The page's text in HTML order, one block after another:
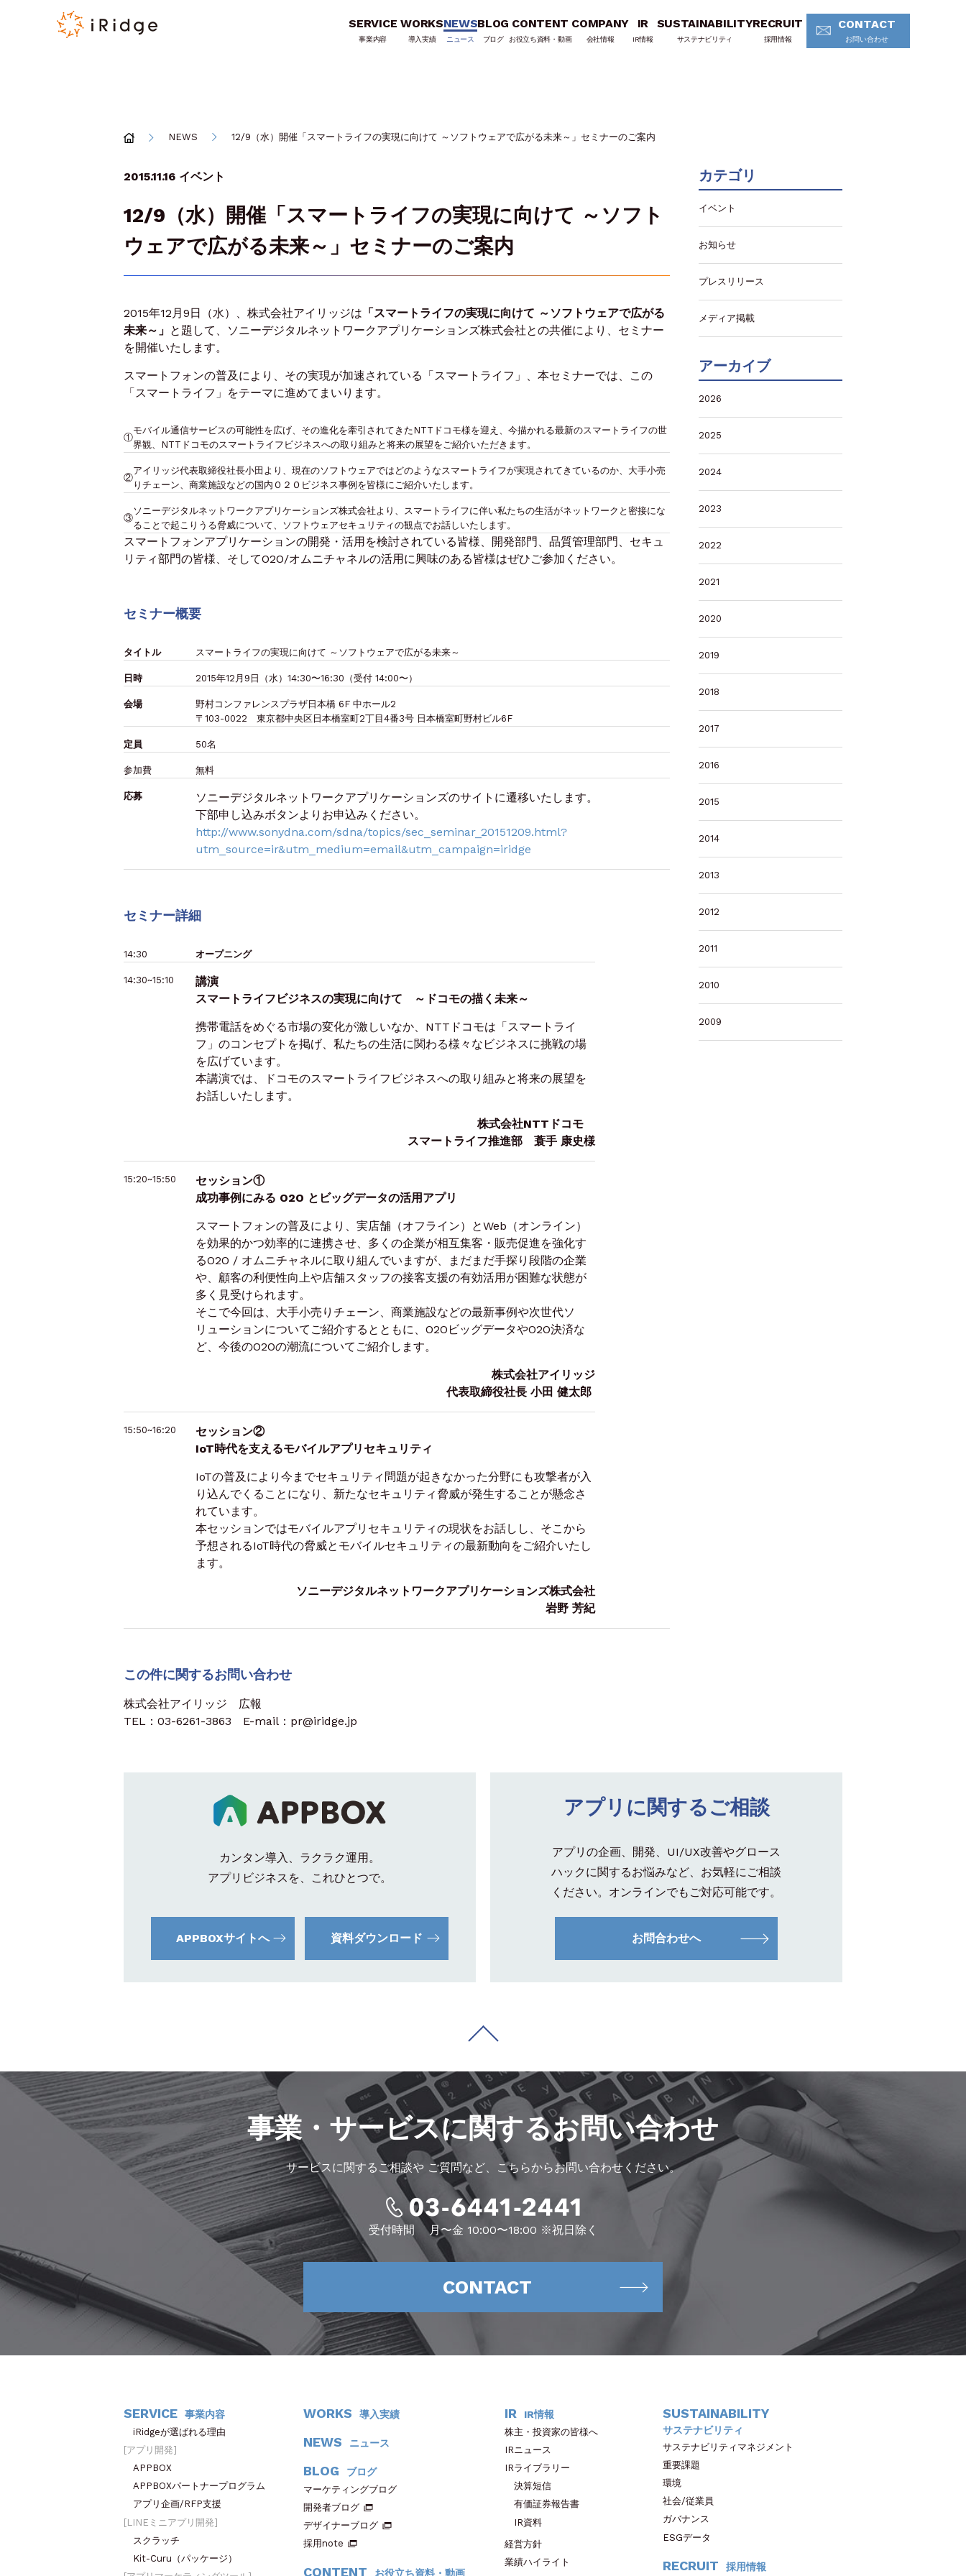
SERVICE
事業内容
WORKS
導入実績
NEWS
ニュース
BLOG
ブログ
CONTENT
お役立ち資料・動画
COMPANY
会社情報
IR
IR情報
SUSTAINABILITY
サステナビリティ
RECRUIT
採用情報
CONTACT
お問い合わせ
NEWS 12/9（水）開催「スマートライフの実現に向けて ～ソフトウェアで広がる未来～」セミナーのご案内
2015.11.16 イベント
12/9（水）開催「スマートライフの実現に向けて ～ソフト
ウェアで広がる未来～」セミナーのご案内
2015年12月9日（水）、株式会社アイリッジは 「スマートライフの実現に向けて ～ソフトウェアで広がる
未来～」 と題して、ソニーデジタルネットワークアプリケーションズ株式会社との共催により、セミナー
を開催いたします。
スマートフォンの普及により、その実現が加速されている「スマートライフ」、本セミナーでは、この
「スマートライフ」をテーマに進めてまいります。
①
モバイル通信サービスの可能性を広げ、その進化を牽引されてきたNTTドコモ様を迎え、今描かれる最新のスマートライフの世
界観、NTTドコモのスマートライフビジネスへの取り組みと将来の展望をご紹介いただきます。
②
アイリッジ代表取締役社長小田より、現在のソフトウェアではどのようなスマートライフが実現されてきているのか、大手小売
りチェーン、商業施設などの国内Ｏ２Ｏビジネス事例を皆様にご紹介いたします。
③
ソニーデジタルネットワークアプリケーションズ株式会社より、スマートライフに伴い私たちの生活がネットワークと密接にな
ることで起こりうる脅威について、ソフトウェアセキュリティの観点でお話しいたします。
スマートフォンアプリケーションの開発・活用を検討されている皆様、開発部門、品質管理部門、セキュ
リティ部門の皆様、そしてO2O/オムニチャネルの活用に興味のある皆様はぜひご参加ください。
セミナー概要
タイトル スマートライフの実現に向けて ～ソフトウェアで広がる未来～
日時 2015年12月9日（水）14:30〜16:30（受付 14:00〜）
会場
野村コンファレンスプラザ日本橋 6F 中ホール2
〒103-0022 東京都中央区日本橋室町2丁目4番3号 日本橋室町野村ビル6F
定員 50名
参加費 無料
応募
ソニーデジタルネットワークアプリケーションズのサイトに遷移いたします。
下部申し込みボタンよりお申込みください。
http://www.sonydna.com/sdna/topics/sec_seminar_20151209.html?
utm_source=ir&utm_medium=email&utm_campaign=iridge
セミナー詳細
14:30 オープニング
14:30~15:10
講演
スマートライフビジネスの実現に向けて ～ドコモの描く未来～
携帯電話をめぐる市場の変化が激しいなか、NTTドコモは「スマートライ
フ」のコンセプトを掲げ、私たちの生活に関わる様々なビジネスに挑戦の場
を広げています。
本講演では、ドコモのスマートライフビジネスへの取り組みと将来の展望を
お話しいたします。
株式会社NTTドコモ
スマートライフ推進部 蓑手 康史様
15:20~15:50
セッション①
成功事例にみる O2O とビッグデータの活用アプリ
スマートフォンの普及により、実店舗（オフライン）とWeb（オンライン）
を効果的かつ効率的に連携させ、多くの企業が相互集客・販売促進を強化す
るO2O / オムニチャネルに取り組んでいますが、まだまだ手探り段階の企業
や、顧客の利便性向上や店舗スタッフの接客支援の有効活用が困難な状態が
多く見受けられます。
そこで今回は、大手小売りチェーン、商業施設などの最新事例や次世代ソ
リューションについてご紹介するとともに、O2OビッグデータやO2O決済な
ど、今後のO2Oの潮流についてご紹介します。
株式会社アイリッジ
代表取締役社長 小田 健太郎
15:50~16:20
セッション②
IoT時代を支えるモバイルアプリセキュリティ
IoTの普及により今までセキュリティ問題が起きなかった分野にも攻撃者が入
り込んでくることになり、新たなセキュリティ脅威が発生することが懸念さ
れています。
本セッションではモバイルアプリセキュリティの現状をお話しし、そこから
予想されるIoT時代の脅威とモバイルセキュリティの最新動向をご紹介いたし
ます。
ソニーデジタルネットワークアプリケーションズ株式会社
岩野 芳紀
この件に関するお問い合わせ
株式会社アイリッジ 広報
TEL：03-6261-3863 E-mail：pr@iridge.jp
カテゴリ
イベント
お知らせ
プレスリリース
メディア掲載
アーカイブ
2026
2025
2024
2023
2022
2021
2020
2019
2018
2017
2016
2015
2014
2013
2012
2011
2010
2009
カンタン導入、ラクラク運用。
アプリビジネスを、これひとつで。
APPBOXサイトへ 資料ダウンロード
アプリに関するご相談
アプリの企画、開発、UI/UX改善やグロース
ハックに関するお悩みなど、お気軽にご相談
ください。オンラインでもご対応可能です。
お問合わせへ
事業・サービスに関するお問い合わせ
サービスに関するご相談やご質問など、こちらからお問い合わせください。
受付時間 月〜金 10:00〜18:00 ※祝日除く
CONTACT
SERVICE 事業内容
iRidgeが選ばれる理由
アプリ開発
APPBOX
APPBOXパートナープログラム
アプリ企画/RFP支援
LINEミニアプリ開発
スクラッチ
Kit-Curu（パッケージ）
WORKS 導入実績
NEWS ニュース
BLOG ブログ
マーケティングブログ
開発者ブログ
デザイナーブログ
採用note
CONTENT お役立ち資料・動画
IR IR情報
株主・投資家の皆様へ
IRニュース
IRライブラリー
決算短信
有価証券報告書
IR資料
経営方針
業績ハイライト
SUSTAINABILITY
サステナビリティ
サステナビリティマネジメント
重要課題
環境
社会/従業員
ガバナンス
ESGデータ
RECRUIT 採用情報